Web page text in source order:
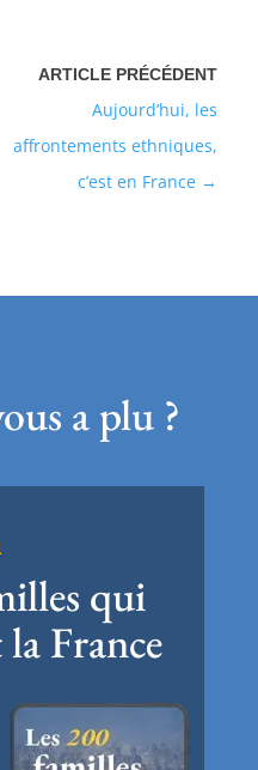
Aujourd’hui, les
affrontements ethniques,
c’est en France
a plu ?
qui
France